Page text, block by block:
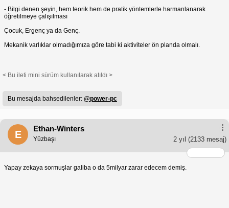
- Bilgi denen şeyin, hem teorik hem de pratik yöntemlerle harmanlanarak
öğretilmeye çalışılması
Çocuk, Ergenç ya da Genç.
Mekanik varlıklar olmadığımıza göre tabi ki aktiviteler ön planda olmalı.
< Bu ileti mini sürüm kullanılarak atıldı >
Bu mesajda bahsedilenler: @power-pc
E
Ethan-Winters
2 yıl (2133 mesaj)
Yüzbaşı
Yapay zekaya sormuşlar galiba o da 5milyar zarar edecem demiş.